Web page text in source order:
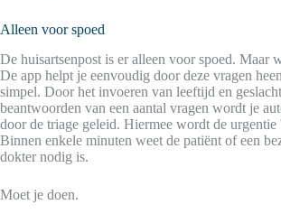
Alleen voor spoed
De huisartsenpost is er alleen voor spoed. Maar
De app helpt je eenvoudig door deze vragen
simpel. Door het invoeren van leeftijd en
beantwoorden van een aantal vragen wordt je
door de triage geleid. Hiermee wordt de urgentie
Binnen enkele minuten weet de patiënt of een
dokter nodig is.
Moet je doen.